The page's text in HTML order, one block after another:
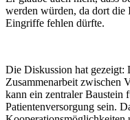
werden würden, da dort
Eingriffe fehlen dürfte.
Die Diskussion hat gezeigt:
Zusammenarbeit zwischen
kann ein zentraler Baustein
Patientenversorgung sein.